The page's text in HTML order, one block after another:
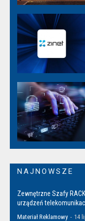
NAJNOWSZE
Zewnętrzne Szafy
urządzeń
Materiał Reklamowy - 14